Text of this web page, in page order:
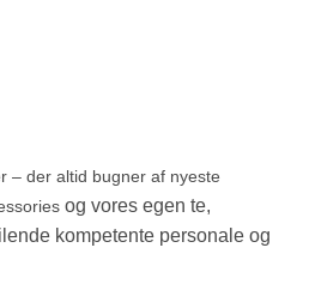
– der altid bugner af nyeste
og vores egen te,
kompetente personale og